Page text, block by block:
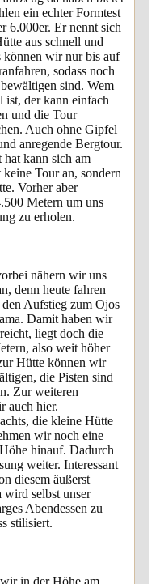
ein echter Formtest
6.000er. Er nennt sich
aus schnell und
können wir nur bis auf
sodass noch
sind. Wem
ist, der kann einfach
und die Tour
Auch ohne Gipfel
anregende Bergtour.
kann sich am
keine Tour an, sondern
Vorher aber
Metern um uns
zu erholen.
nähern wir uns
denn heute fahren
Aufstieg zum Ojos
Damit haben wir
liegt doch die
also weit höher
Hütte können wir
die Pisten sind
Zur weiteren
auch hier.
die kleine Hütte
wir noch eine
hinauf. Dadurch
weiter. Interessant
diesem äußerst
wird selbst unser
Abendessen zu
stilisiert.
in der Höhe am